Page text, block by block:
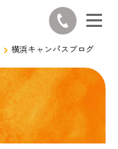
横浜キャンパスブログ